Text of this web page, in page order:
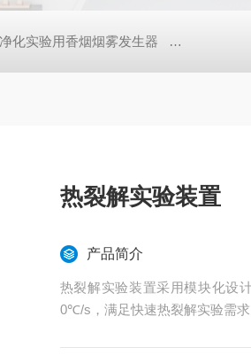
化实验用香烟烟雾发生器 亿科 实验室
热裂解实验装置
产品简介
热裂解实验装置采用模块化设
0℃/s，满足快速热裂解实验需求